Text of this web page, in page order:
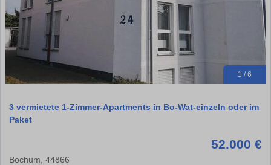
1 / 6
3 vermietete 1-Zimmer-Apartments in Bo-Wat-einzeln oder im
Paket
52.000 €
Bochum, 44866